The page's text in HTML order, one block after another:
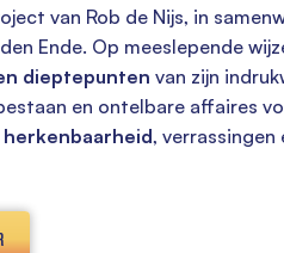
van Rob de Nijs, in
Ende. Op meeslepende
dieptepunten van zijn
en ontelbare affaires
herkenbaarheid, verrassingen